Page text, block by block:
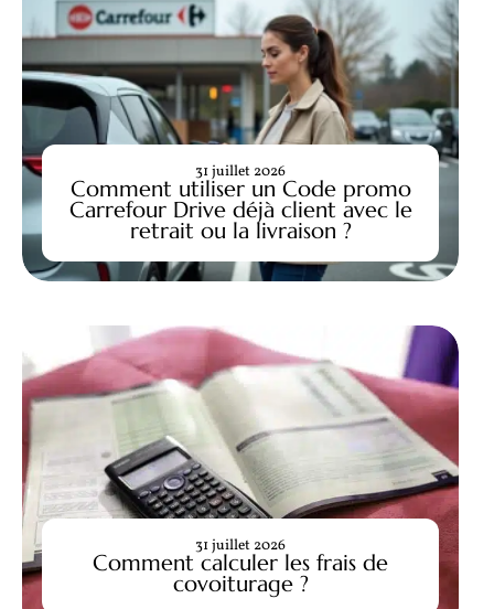
Comment utiliser un Code promo
Carrefour Drive déjà client avec le
retrait ou la livraison ?
31 juillet 2026
Comment calculer les frais de
covoiturage ?
31 juillet 2026